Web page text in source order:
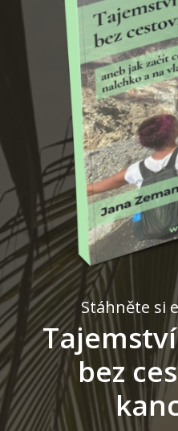
Stáhněte si
bez